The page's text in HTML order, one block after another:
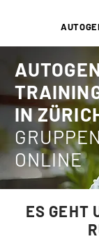
IN
ONLINE
ES GEHT